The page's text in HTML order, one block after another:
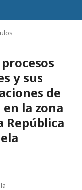
y sus
de
la zona
República